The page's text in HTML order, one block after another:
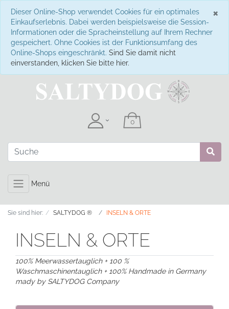
×
Dieser Online-Shop verwendet Cookies für ein optimales
Einkaufserlebnis. Dabei werden beispielsweise die Session-
Informationen oder die Spracheinstellung auf Ihrem Rechner
gespeichert. Ohne Cookies ist der Funktionsumfang des
Online-Shops eingeschränkt. Sind Sie damit nicht
einverstanden, klicken Sie bitte hier.
Menü
Sie sind hier: SALTYDOG ® INSELN & ORTE
INSELN & ORTE
100% Meerwassertauglich + 100 %
Waschmaschinentauglich + 100% Handmade in Germany
mady by SALTYDOG Company